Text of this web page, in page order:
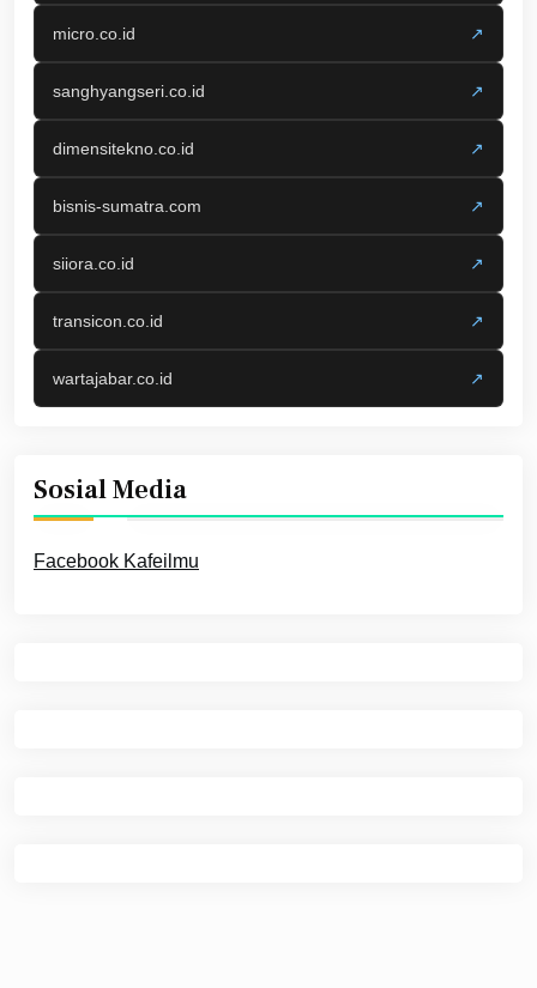
micro.co.id ↗
sanghyangseri.co.id ↗
dimensitekno.co.id ↗
bisnis-sumatra.com ↗
siiora.co.id ↗
transicon.co.id ↗
wartajabar.co.id ↗
Sosial Media
Facebook Kafeilmu